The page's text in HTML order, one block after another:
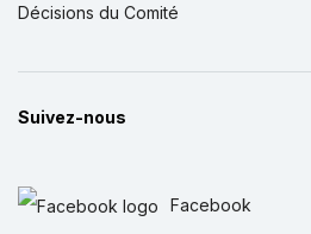
Décisions du Comité
Suivez-nous
Facebook